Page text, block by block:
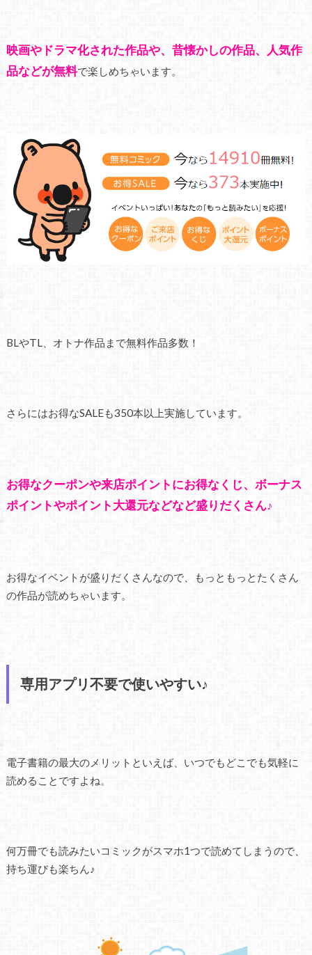
映画やドラマ化された作品や、昔懐かしの作品、人気作
品などが無料で楽しめちゃいます。
BLやTL、オトナ作品まで無料作品多数！
さらにはお得なSALEも350本以上実施しています。
お得なクーポンや来店ポイントにお得なくじ、ボーナス
ポイントやポイント大還元などなど盛りだくさん♪
お得なイベントが盛りだくさんなので、もっともっとたくさん
の作品が読めちゃいます。
専用アプリ不要で使いやすい♪
電子書籍の最大のメリットといえば、いつでもどこでも気軽に
読めることですよね。
何万冊でも読みたいコミックがスマホ1つで読めてしまうので、
持ち運びも楽ちん♪